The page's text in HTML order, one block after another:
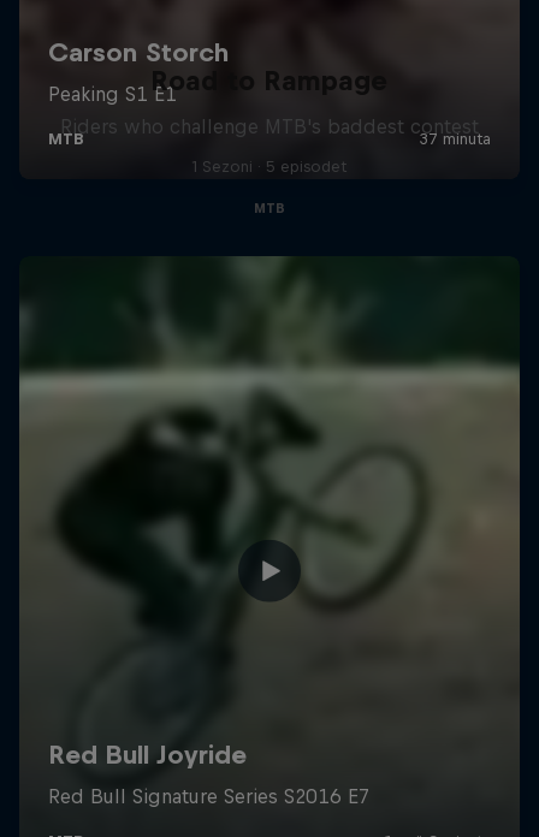
Road to Rampage
Riders who challenge MTB's baddest contest
1 Sezoni · 5 episodet
MTB